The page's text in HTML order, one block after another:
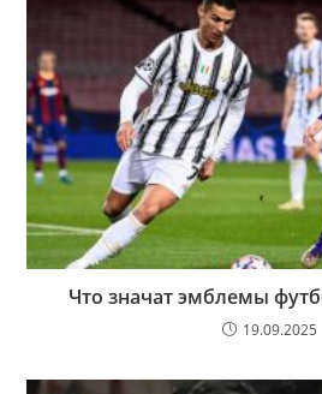
Что значат эмблемы
19.09.2025